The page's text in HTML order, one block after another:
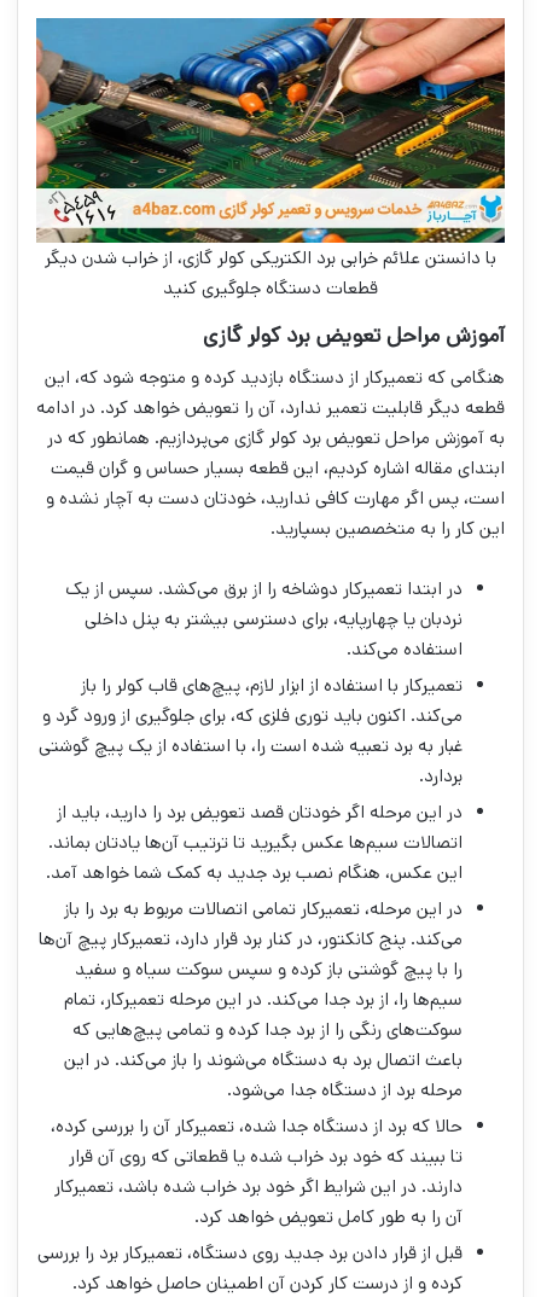
با دانستن علائم خرابی برد الکتریکی کولر گازی، از خراب شدن دیگر
قطعات دستگاه جلوگیری کنید
آموزش مراحل تعویض برد کولر گازی
هنگامی که تعمیرکار از دستگاه بازدید کرده و متوجه شود که، این
قطعه دیگر قابلیت تعمیر ندارد، آن را تعویض خواهد کرد. در ادامه
به آموزش مراحل تعویض برد کولر گازی می‌پردازیم. همانطور که در
ابتدای مقاله اشاره کردیم، این قطعه بسیار حساس و گران قیمت
است، پس اگر مهارت کافی ندارید، خودتان دست به آچار نشده و
این کار را به متخصصین بسپارید.
در ابتدا تعمیرکار دوشاخه را از برق می‌کشد. سپس از یک
نردبان یا چهارپایه، برای دسترسی بیشتر به پنل داخلی
استفاده می‌کند.
تعمیرکار با استفاده از ابزار لازم، پیچ‌های قاب کولر را باز
می‌کند. اکنون باید توری فلزی که، برای جلوگیری از ورود گرد و
غبار به برد تعبیه شده است را، با استفاده از یک پیچ گوشتی
بردارد.
در این مرحله اگر خودتان قصد تعویض برد را دارید، باید از
اتصالات سیم‌ها عکس بگیرید تا ترتیب آن‌ها یادتان بماند.
این عکس، هنگام نصب برد جدید به کمک شما خواهد آمد.
در این مرحله، تعمیرکار تمامی اتصالات مربوط به برد را باز
می‌کند. پنج کانکتور، در کنار برد قرار دارد، تعمیرکار پیچ‌ آن‌ها
را با پیچ گوشتی باز کرده و سپس سوکت سیاه و سفید
سیم‌ها را، از برد جدا می‌کند. در این مرحله تعمیرکار، تمام
سوکت‌های رنگی را از برد جدا کرده و تمامی پیچ‌هایی که
باعث اتصال برد به دستگاه می‌شوند را باز می‌کند. در این
مرحله برد از دستگاه جدا می‌شود.
حالا که برد از دستگاه جدا شده، تعمیرکار آن را بررسی کرده،
تا ببیند که خود برد خراب شده یا قطعاتی که روی آن قرار
دارند. در این شرایط اگر خود برد خراب شده باشد، تعمیرکار
آن را به طور کامل تعویض خواهد کرد.
قبل از قرار دادن برد جدید روی دستگاه، تعمیرکار برد را بررسی
کرده و از درست کار کردن آن اطمینان حاصل خواهد کرد.